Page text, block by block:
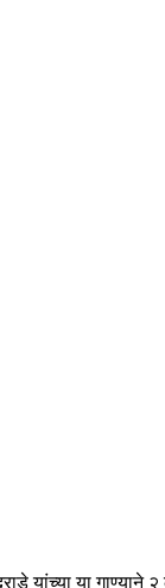
यांच्या या